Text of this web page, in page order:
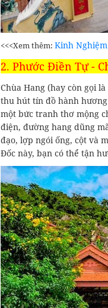
<<<Xem thêm: Kinh
2. Phước Điền Tự -
Chùa Hang (hay còn gọi
thu hút tín đồ hành
một bức tranh thơ mộng
điện, đường hang dũng
đạo, lợp ngói ống, cột và
Đốc này, bạn có thể tận